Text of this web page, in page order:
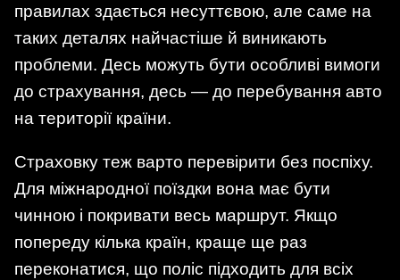
правилах здається несуттєвою, але саме на
таких деталях найчастіше й виникають
проблеми. Десь можуть бути особливі вимоги
до страхування, десь — до перебування авто
на території країни.
Страховку теж варто перевірити без поспіху.
Для міжнародної поїздки вона має бути
чинною і покривати весь маршрут. Якщо
попереду кілька країн, краще ще раз
переконатися, що поліс підходить для всіх